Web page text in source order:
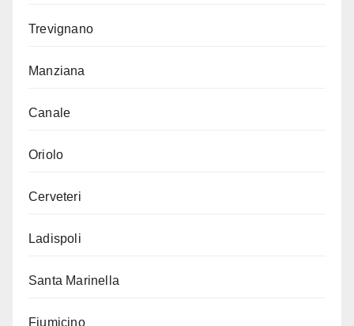
Trevignano
Manziana
Canale
Oriolo
Cerveteri
Ladispoli
Santa Marinella
Fiumicino